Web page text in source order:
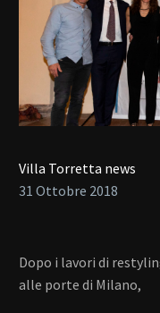
Villa Torretta news
31 Ottobre 2018
Dopo i lavori di
alle porte di Milano,